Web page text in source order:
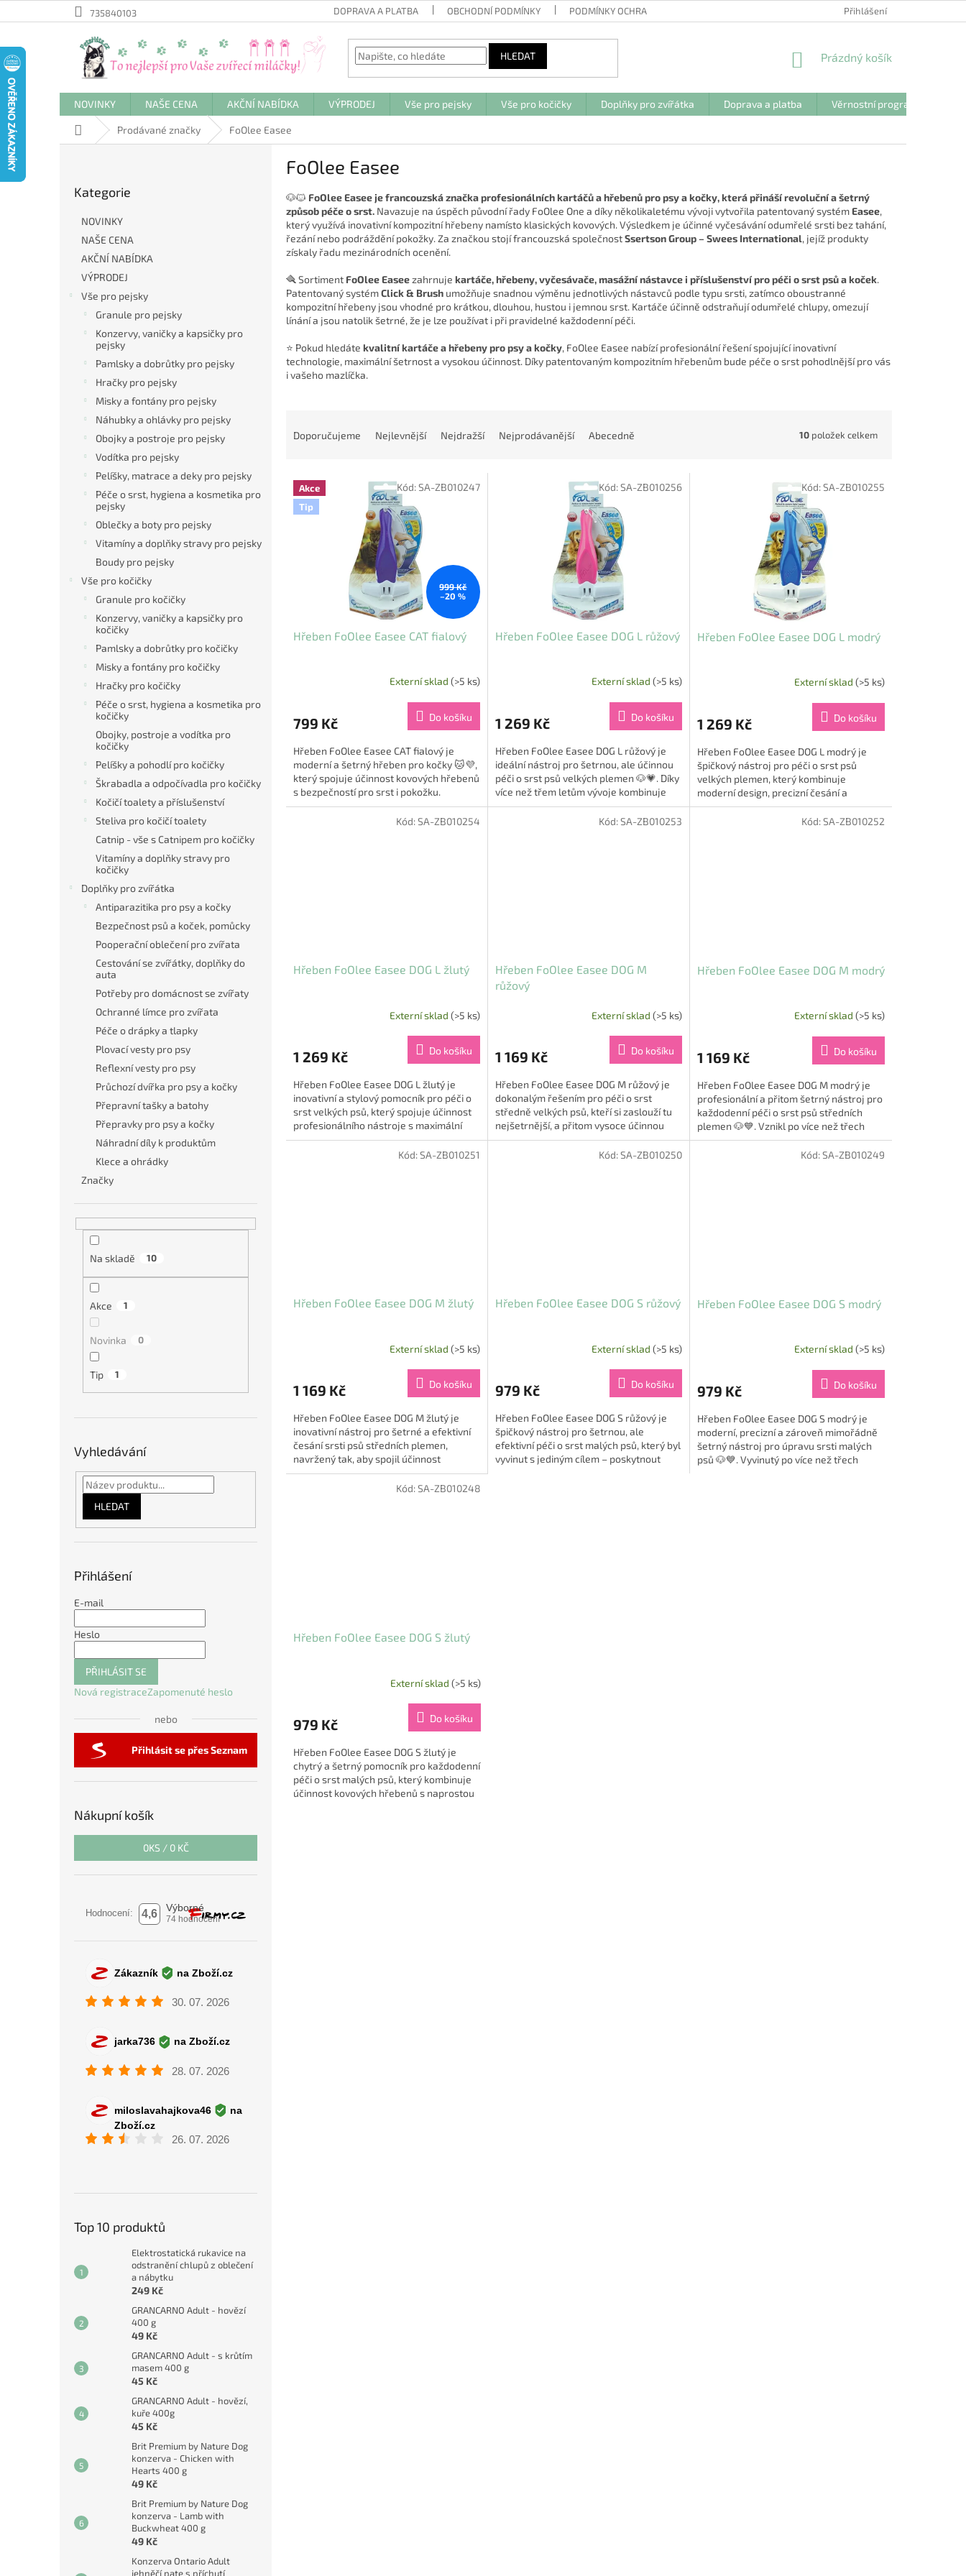
na
735840103 DOPRAVA A PLATBA OBCHODNÍ PODMÍNKY PODMÍNKY OCHRANY OSOBNÍCH ÚDAJŮ Přihlášení
HLEDAT
NÁKUPNÍ
Prázdný košík
NOVINKY NAŠE CENA AKČNÍ NABÍDKA VÝPRODEJ Vše pro pejsky Vše pro kočičky Doplňky pro zvířátka Doprava a platba Věrnostní program
Domů Prodávané značky FoOlee Easee
kategorie
Kategorie
NOVINKY
NAŠE CENA
AKČNÍ NABÍDKA
VÝPRODEJ
Vše pro pejsky
Granule pro pejsky
Konzervy, vaničky a kapsičky pro
pejsky
Pamlsky a dobrůtky pro pejsky
Hračky pro pejsky
Misky a fontány pro pejsky
Náhubky a ohlávky pro pejsky
Obojky a postroje pro pejsky
Vodítka pro pejsky
Pelíšky, matrace a deky pro pejsky
Péče o srst, hygiena a kosmetika pro
pejsky
Oblečky a boty pro pejsky
Vitamíny a doplňky stravy pro pejsky
Boudy pro pejsky
Vše pro kočičky
Granule pro kočičky
Konzervy, vaničky a kapsičky pro
kočičky
Pamlsky a dobrůtky pro kočičky
Misky a fontány pro kočičky
Hračky pro kočičky
Péče o srst, hygiena a kosmetika pro
kočičky
Obojky, postroje a vodítka pro
kočičky
Pelíšky a pohodlí pro kočičky
Škrabadla a odpočívadla pro kočičky
Kočičí toalety a příslušenství
Steliva pro kočičí toalety
Catnip - vše s Catnipem pro kočičky
Vitamíny a doplňky stravy pro
kočičky
Doplňky pro zvířátka
Antiparazitika pro psy a kočky
Bezpečnost psů a koček, pomůcky
Pooperační oblečení pro zvířata
Cestování se zvířátky, doplňky do
auta
Potřeby pro domácnost se zvířaty
Ochranné límce pro zvířata
Péče o drápky a tlapky
Plovací vesty pro psy
Reflexní vesty pro psy
Průchozí dvířka pro psy a kočky
Přepravní tašky a batohy
Přepravky pro psy a kočky
Náhradní díly k produktům
Klece a ohrádky
Značky
Na skladě 10
Akce 1
Novinka 0
Tip 1
Vyhledávání
HLEDAT
Přihlášení
E-mail
Heslo
PŘIHLÁSIT SE
Nová registraceZapomenuté heslo
nebo
Přihlásit se přes Seznam
Nákupní košík
0KS / 0 KČ
Top 10 produktů
Elektrostatická rukavice na
odstranění chlupů z oblečení
a nábytku
249 Kč
GRANCARNO Adult - hovězí
400 g
49 Kč
GRANCARNO Adult - s krůtím
masem 400 g
45 Kč
GRANCARNO Adult - hovězí,
kuře 400g
45 Kč
Brit Premium by Nature Dog
konzerva - Chicken with
Hearts 400 g
49 Kč
Brit Premium by Nature Dog
konzerva - Lamb with
Buckwheat 400 g
49 Kč
Konzerva Ontario Adult
jehněčí pate s příchutí
FoOlee Easee
🐶🐱 FoOlee Easee je francouzská značka profesionálních kartáčů a hřebenů pro psy a kočky, která přináší revoluční a šetrný
způsob péče o srst. Navazuje na úspěch původní řady FoOlee One a díky několikaletému vývoji vytvořila patentovaný systém Easee,
který využívá inovativní kompozitní hřebeny namísto klasických kovových. Výsledkem je účinné vyčesávání odumřelé srsti bez tahání,
řezání nebo podráždění pokožky. Za značkou stojí francouzská společnostSsertson Group – Swees International, jejíž produkty
získaly řadu mezinárodních ocenění.
🪮 Sortiment FoOlee Easeezahrnuje kartáče, hřebeny, vyčesávače, masážní nástavce i příslušenství pro péči o srst psů a koček.
Patentovaný systémClick & Brush umožňuje snadnou výměnu jednotlivých nástavců podle typu srsti, zatímco oboustranné
kompozitní hřebeny jsou vhodné pro krátkou, dlouhou, hustou i jemnou srst. Kartáče účinně odstraňují odumřelé chlupy, omezují
línání a jsou natolik šetrné, že je lze používat i při pravidelné každodenní péči.
⭐ Pokud hledáte kvalitní kartáče a hřebeny pro psy a kočky, FoOlee Easee nabízí profesionální řešení spojující inovativní
technologie, maximální šetrnost a vysokou účinnost. Díky patentovaným kompozitním hřebenům bude péče o srst pohodlnější pro vás
i vašeho mazlíčka.
n
p
Doporučujeme Nejlevnější Nejdražší Nejprodávanější Abecedně 10 položek celkem
V
p
Akce
Tip
999 Kč
–20 %
Hřeben FoOlee Easee CAT fialový
je
z
5
hvězdiček.
Externí sklad (>5 ks)
799 Kč Do košíku
Hřeben FoOlee Easee CAT fialový je
moderní a šetrný hřeben pro kočky 🐱💜,
který spojuje účinnost kovových hřebenů
s bezpečností pro srst i pokožku.
Vyvinutý byl na základě více...
Kód:SA-ZB010247
Hřeben FoOlee Easee DOG L růžový
Externí sklad (>5 ks)
1 269 Kč Do košíku
Hřeben FoOlee Easee DOG L růžový je
ideální nástroj pro šetrnou, ale účinnou
péči o srst psů velkých plemen 🐶💗. Díky
více než třem letům vývoje kombinuje
výkonnost kovových...
Kód:SA-ZB010256
Hřeben FoOlee Easee DOG L modrý
je
z
5
hvězdiček.
Externí sklad (>5 ks)
1 269 Kč Do košíku
Hřeben FoOlee Easee DOG L modrý je
špičkový nástroj pro péči o srst psů
velkých plemen, který kombinuje
moderní design, precizní česání a
šetrnost k pokožce i srsti 🐶💙. Vyvinut...
Kód:SA-ZB010255
Hřeben FoOlee Easee DOG L žlutý
Externí sklad (>5 ks)
1 269 Kč Do košíku
Hřeben FoOlee Easee DOG L žlutý je
inovativní a stylový pomocník pro péči o
srst velkých psů, který spojuje účinnost
profesionálního nástroje s maximální
šetrností k pokožce i...
Kód:SA-ZB010254
Hřeben FoOlee Easee DOG M
růžový
Externí sklad (>5 ks)
1 169 Kč Do košíku
Hřeben FoOlee Easee DOG M růžový je
dokonalým řešením pro péči o srst
středně velkých psů, kteří si zaslouží tu
nejšetrnější, a přitom vysoce účinnou
úpravu srsti 🐶💖. Tento...
Kód:SA-ZB010253
Hřeben FoOlee Easee DOG M modrý
Externí sklad (>5 ks)
1 169 Kč Do košíku
Hřeben FoOlee Easee DOG M modrý je
profesionální a přitom šetrný nástroj pro
každodenní péči o srst psů středních
plemen 🐶💙. Vznikl po více než třech
letech vývoje s cílem...
Kód:SA-ZB010252
Hřeben FoOlee Easee DOG M žlutý
Externí sklad (>5 ks)
1 169 Kč Do košíku
Hřeben FoOlee Easee DOG M žlutý je
inovativní nástroj pro šetrné a efektivní
česání srsti psů středních plemen,
navržený tak, aby spojil účinnost
kovových hřebenů s maximální...
Kód:SA-ZB010251
Hřeben FoOlee Easee DOG S růžový
Externí sklad (>5 ks)
979 Kč Do košíku
Hřeben FoOlee Easee DOG S růžový je
špičkový nástroj pro šetrnou, ale
efektivní péči o srst malých psů, který byl
vyvinut s jediným cílem – poskytnout
Kód:SA-ZB010250
Hřeben FoOlee Easee DOG S modrý
Externí sklad (>5 ks)
979 Kč Do košíku
Hřeben FoOlee Easee DOG S modrý je
moderní, precizní a zároveň mimořádně
šetrný nástroj pro úpravu srsti malých
psů 🐶💙. Vyvinutý po více než třech
Kód:SA-ZB010249
Hřeben FoOlee Easee DOG S žlutý
Externí sklad (>5 ks)
979 Kč Do košíku
Hřeben FoOlee Easee DOG S žlutý je
chytrý a šetrný pomocník pro každodenní
péči o srst malých psů, který kombinuje
účinnost kovových hřebenů s naprostou
Kód:SA-ZB010248